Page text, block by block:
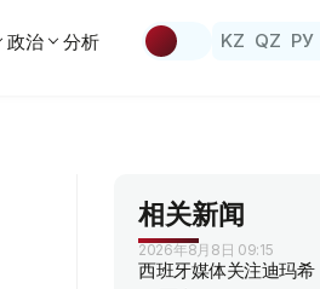
政治 分析 KZ QZ РУ
相关新闻
2026年8月8日 09:15
西班牙媒体关注迪玛